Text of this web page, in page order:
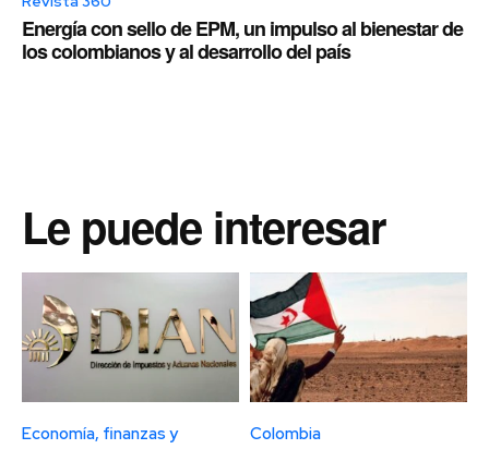
Energía con sello de EPM, un impulso al bienestar de
los colombianos y al desarrollo del país
Le puede interesar
Economía, finanzas y
Colombia